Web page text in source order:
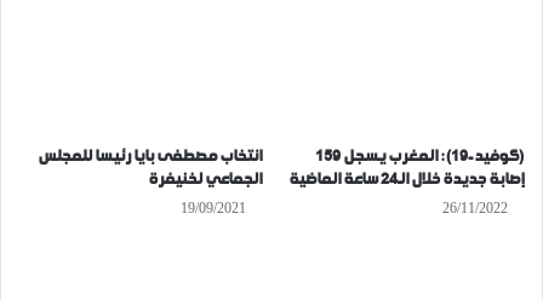
(كوفيد-19) : المغرب يسجل 159
إصابة جديدة خلال الـ24 ساعة الماضية
26/11/2022
انتخاب مصطفى بايا رئيسا للمجلس
الجماعي لخنيفرة
19/09/2021